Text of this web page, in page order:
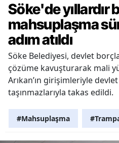
Söke'de yıllardır
mahsuplaşma
adım atıldı
Söke Belediyesi, devlet
çözüme kavuşturarak mali
Arıkan’ın girişimleriyle
taşınmazlarıyla takas edildi.
#Mahsuplaşma